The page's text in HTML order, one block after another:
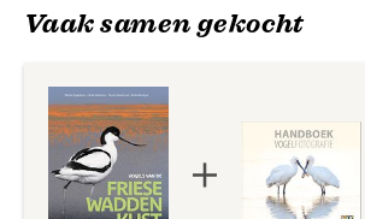
Vaak samen gekocht